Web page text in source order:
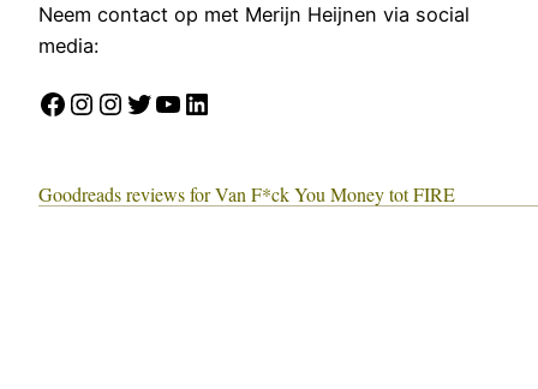
Neem contact op met Merijn Heijnen via social
media:
Facebook
Instagram
Instagram
Twitter
YouTube
LinkedIn
Goodreads reviews for Van F*ck You Money tot FIRE